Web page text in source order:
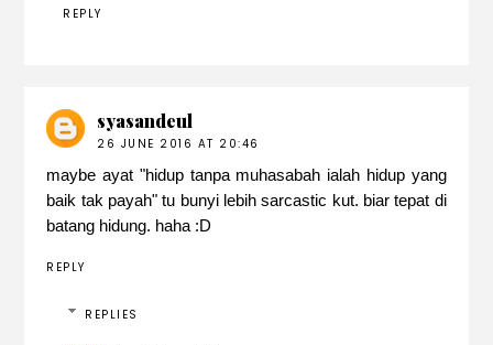
REPLY
syasandeul
26 JUNE 2016 AT 20:46
maybe ayat "hidup tanpa muhasabah ialah hidup yang
baik tak payah" tu bunyi lebih sarcastic kut. biar tepat di
batang hidung. haha :D
REPLY
REPLIES